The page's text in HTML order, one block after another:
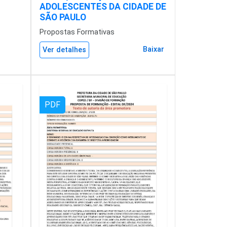
ADOLESCENTES DA CIDADE DE
SÃO PAULO
Propostas Formativas
Ver detalhes Baixar
PDF